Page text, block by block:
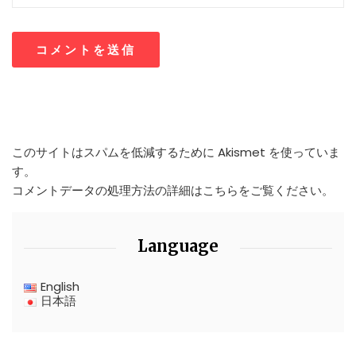
このサイトはスパムを低減するために Akismet を使っていま
す。
コメントデータの処理方法の詳細はこちらをご覧ください。
Language
English
日本語